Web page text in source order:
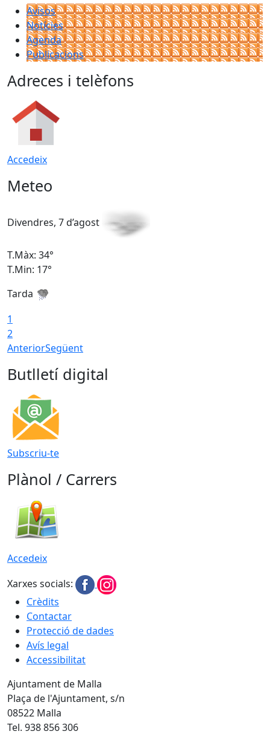
Avisos
Notícies
Agenda
Publicacions
Adreces i telèfons
Accedeix
Meteo
Divendres, 7 d’agost
T.Màx: 34°
T.Min: 17°
Tarda
1
2
AnteriorSegüent
Butlletí digital
Subscriu-te
Plànol / Carrers
Accedeix
Xarxes socials:
Crèdits
Contactar
Protecció de dades
Avís legal
Accessibilitat
Ajuntament de Malla
Plaça de l'Ajuntament, s/n
08522 Malla
Tel. 938 856 306